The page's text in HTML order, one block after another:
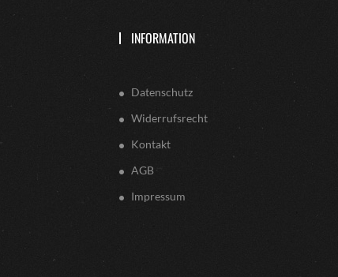
INFORMATION
Datenschutz
Widerrufsrecht
Kontakt
AGB
Impressum